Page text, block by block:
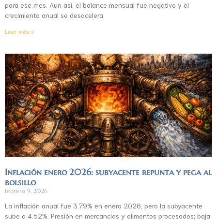
para ese mes. Aun así, el balance mensual fue negativo y el
crecimiento anual se desacelera.
Leer más »
Inflación enero 2026: subyacente repunta y pega al
bolsillo
febrero 9, 2026
La inflación anual fue 3.79% en enero 2026, pero la subyacente
sube a 4.52%. Presión en mercancías y alimentos procesados; baja